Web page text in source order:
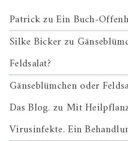
PatrickzuEin Buch-
Silke Bickerzu
Feldsalat?
Gänseblümchen oder
Das Blog. zu Mit
Virusinfekte. Ein